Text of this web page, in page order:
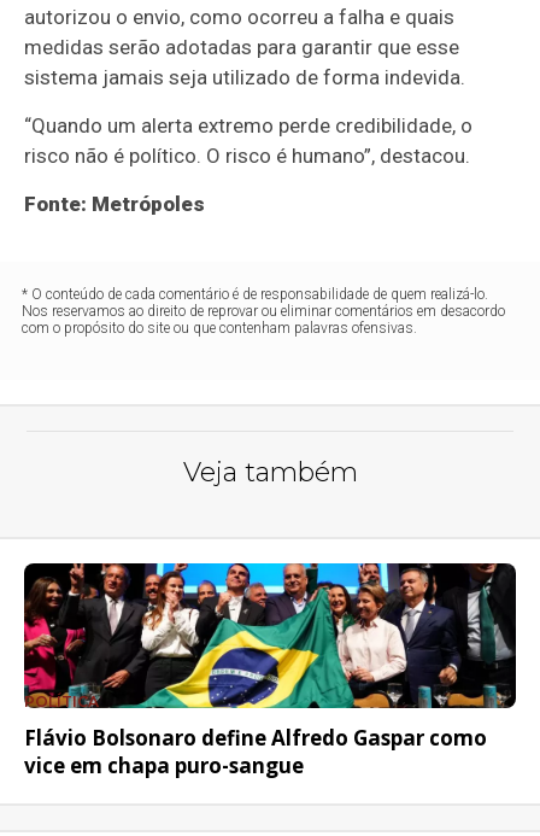
autorizou o envio, como ocorreu a falha e quais
medidas serão adotadas para garantir que esse
sistema jamais seja utilizado de forma indevida.
“Quando um alerta extremo perde credibilidade, o
risco não é político. O risco é humano”, destacou.
Fonte: Metrópoles
* O conteúdo de cada comentário é de responsabilidade de quem realizá-lo.
Nos reservamos ao direito de reprovar ou eliminar comentários em desacordo
com o propósito do site ou que contenham palavras ofensivas.
Veja também
POLÍTICA
Flávio Bolsonaro define Alfredo Gaspar como
vice em chapa puro-sangue